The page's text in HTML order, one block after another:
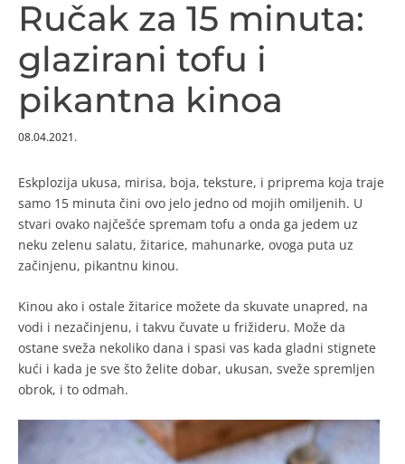
Ručak za 15 minuta:
glazirani tofu i
pikantna kinoa
08.04.2021.
Eskplozija ukusa, mirisa, boja, teksture, i priprema koja traje
samo 15 minuta čini ovo jelo jedno od mojih omiljenih. U
stvari ovako najčešće spremam tofu a onda ga jedem uz
neku zelenu salatu, žitarice, mahunarke, ovoga puta uz
začinjenu, pikantnu kinou.
Kinou ako i ostale žitarice možete da skuvate unapred, na
vodi i nezačinjenu, i takvu čuvate u frižideru. Može da
ostane sveža nekoliko dana i spasi vas kada gladni stignete
kući i kada je sve što želite dobar, ukusan, sveže spremljen
obrok, i to odmah.